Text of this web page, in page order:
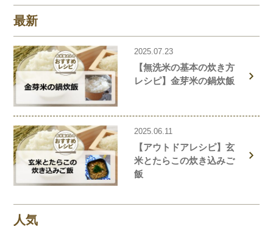
最新
2025.07.23
【無洗米の基本の炊き方
レシピ】金芽米の鍋炊飯
2025.06.11
【アウトドアレシピ】玄
米とたらこの炊き込みご
飯
人気